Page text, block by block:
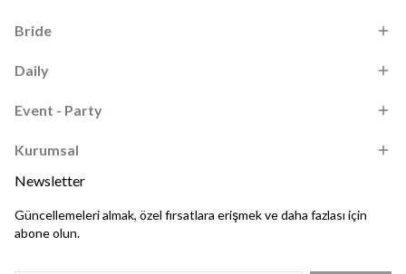
Bride
Daily
Event - Party
Kurumsal
Newsletter
Güncellemeleri almak, özel fırsatlara erişmek ve daha fazlası için
abone olun.